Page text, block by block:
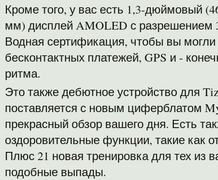
Кроме того, у вас есть 1,3-дюймовый
мм) дисплей AMOLED с разрешением
Водная сертификация, чтобы вы
бесконтактных платежей, GPS и -
ритма.
Это также дебютное устройство для
поставляется с новым циферблатом
прекрасный обзор вашего дня. Есть
оздоровительные функции, такие как
Плюс 21 новая тренировка для тех из
подобные выпады.